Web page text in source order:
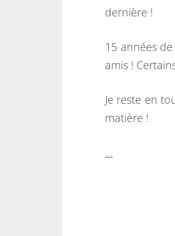
dernière !
15 années
amis !
Je reste en
matière !
…